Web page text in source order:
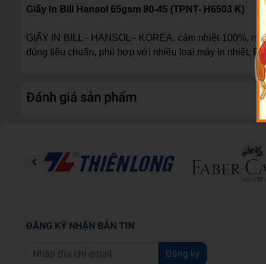
Giấy In Bill Hansol 65gsm 80-45 (TPNT- H6503 K)
GIẤY IN BILL - HANSOL - KOREA, cảm nhiệt 100%,
đúng tiêu chuẩn, phù hợp với nhiều loại máy in nhiệt,
Đánh giá sản phẩm
ĐĂNG KÝ NHẬN BẢN TIN
Đăng ký